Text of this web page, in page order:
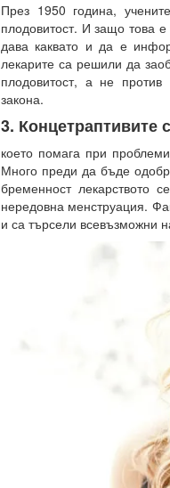
През 1950 година,
плодовитост. И защо това
дава каквато и да е
лекарите са решили да
плодовитост, а не
закона.
3. Концетраптивите
което помага при
Много преди да бъде
бременност
нередовна менструация.
и са търсели всевъзможни